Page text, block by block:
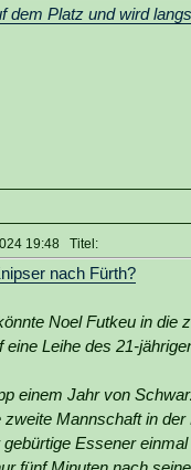
dem Platz und wird
19:48 Titel:
nach Fürth?
Noel Futkeu in die
eine Leihe des 21-
einem Jahr von
Mannschaft in
Essener